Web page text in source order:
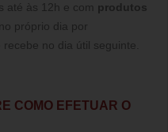
até às 12h e com produtos
próprio dia por
no dia útil seguinte.
COMO EFETUAR O